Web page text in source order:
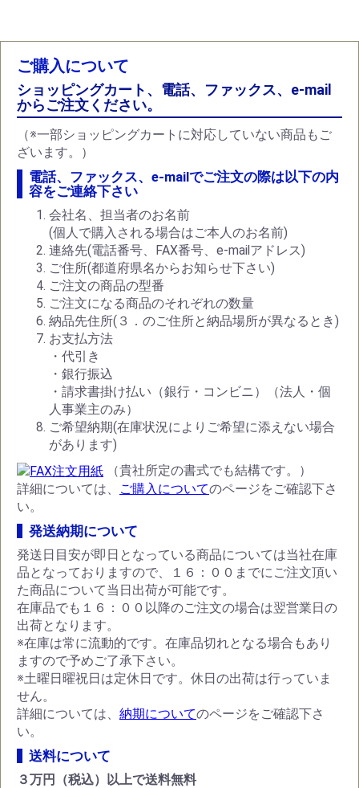
お買い物を続ける カートへ進む
ご購入について
ショッピングカート、電話、ファックス、e-mail
からご注文ください。
（※一部ショッピングカートに対応していない商品もご
ざいます。）
電話、ファックス、e-mailでご注文の際は以下の内
容をご連絡下さい
会社名、担当者のお名前
(個人で購入される場合はご本人のお名前)
連絡先(電話番号、FAX番号、e-mailアドレス)
ご住所(都道府県名からお知らせ下さい)
ご注文の商品の型番
ご注文になる商品のそれぞれの数量
納品先住所(３．のご住所と納品場所が異なるとき)
お支払方法
・代引き
・銀行振込
・請求書掛け払い（銀行・コンビニ）（法人・個
人事業主のみ）
ご希望納期(在庫状況によりご希望に添えない場合
があります)
（貴社所定の書式でも結構です。）
詳細については、
ご購入についてのページをご確認下さ
い。
発送納期について
発送日目安が即日となっている商品については当社在庫
品となっておりますので、１６：００までにご注文頂い
た商品について当日出荷が可能です。
在庫品でも１６：００以降のご注文の場合は翌営業日の
出荷となります。
※在庫は常に流動的です。在庫品切れとなる場合もあり
ますので予めご了承下さい。
※土曜日曜祝日は定休日です。休日の出荷は行っていま
せん。
詳細については、 納期についてのページをご確認下さ
い。
送料について
３万円（税込）以上で送料無料